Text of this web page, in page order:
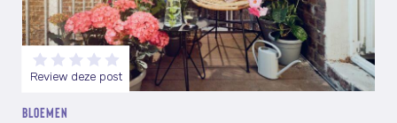
Review deze post
BLOEMEN